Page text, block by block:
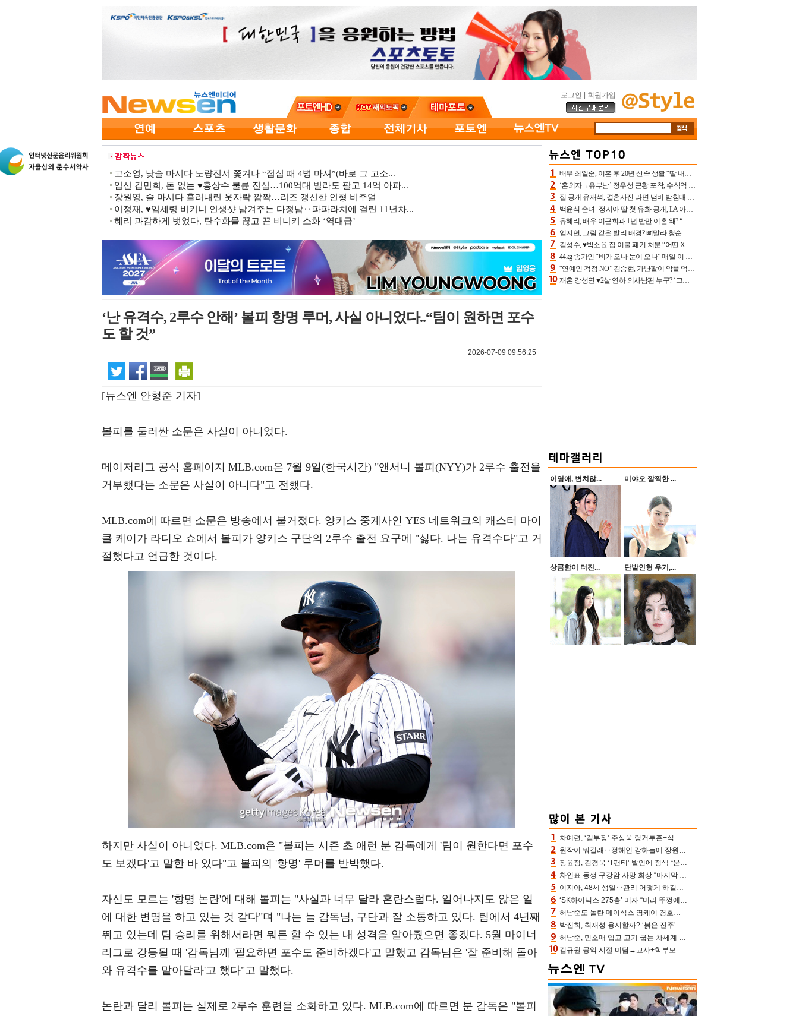
로그인 회원가입
고소영, 낮술 마시다 노량진서 쫓겨나 “점심 때 4병 마셔”(바로 그 고소...
임신 김민희, 돈 없는 ♥홍상수 불륜 진심…100억대 빌라도 팔고 14억 아파...
장원영, 술 마시다 흘러내린 옷자락 깜짝…리즈 갱신한 인형 비주얼
이정재, ♥임세령 비키니 인생샷 남겨주는 다정남‥파파라치에 걸린 11년차...
혜리 과감하게 벗었다, 탄수화물 끊고 끈 비니키 소화 ‘역대급’
‘난 유격수, 2루수 안해’ 볼피 항명 루머, 사실 아니었다..“팀이 원하면 포수
도 할 것”
2026-07-09 09:56:25
[뉴스엔 안형준 기자]
볼피를 둘러싼 소문은 사실이 아니었다.
메이저리그 공식 홈페이지 MLB.com은 7월 9일(한국시간) "앤서니 볼피(NYY)가 2루수 출전을
거부했다는 소문은 사실이 아니다"고 전했다.
MLB.com에 따르면 소문은 방송에서 불거졌다. 양키스 중계사인 YES 네트워크의 캐스터 마이
클 케이가 라디오 쇼에서 볼피가 양키스 구단의 2루수 출전 요구에 "싫다. 나는 유격수다"고 거
절했다고 언급한 것이다.
하지만 사실이 아니었다. MLB.com은 "볼피는 시즌 초 애런 분 감독에게 '팀이 원한다면 포수
도 보겠다'고 말한 바 있다"고 볼피의 '항명' 루머를 반박했다.
자신도 모르는 '항명 논란'에 대해 볼피는 "사실과 너무 달라 혼란스럽다. 일어나지도 않은 일
에 대한 변명을 하고 있는 것 같다"며 "나는 늘 감독님, 구단과 잘 소통하고 있다. 팀에서 4년째
뛰고 있는데 팀 승리를 위해서라면 뭐든 할 수 있는 내 성격을 알아줬으면 좋겠다. 5월 마이너
리그로 강등될 때 '감독님께 '필요하면 포수도 준비하겠다'고 말했고 감독님은 '잘 준비해 돌아
와 유격수를 맡아달라'고 했다"고 말했다.
논란과 달리 볼피는 실제로 2루수 훈련을 소화하고 있다. MLB.com에 따르면 분 감독은 "볼피
배우 최일순, 이혼 후 20년 산속 생활 “딸 내가 버렸다고 원망‥맘 아파”(특종)[어제TV]
‘혼외자→유부남’ 정우성 근황 포착, 수식억 해킹 피해 후배 만났다 “존경하는”
집 공개 유재석, 결혼사진 라면 냄비 받침대 되고 분노‥가족사진도 피해(놀뭐)[어제TV]
백윤식 손녀+정시아 딸 첫 유화 공개, LA 아트쇼→서울국제조각페스타 작가다운 수준급 실력
유혜리, 배우 이근희과 1년 반만 이혼 왜? “식칼 꽂고 의자 던져” 충격 폭로(특종)[어제TV]
임지연, 그림 같은 발리 배경? 뼈말라 청순 비키니 핏에 상대 안 되네
김성수, ♥박소윤 집 이불 폐기 처분 “어떤 X이랑 썼을지 몰라” 질투(신랑수업2)[어제TV]
44kg 송가인 “비가 오나 눈이 오나” 매일 이 운동, 허벅지 근육량 상승+체지방 감소
“연예인 걱정 NO” 김승현, 가난팔이 악플 억울할만‥아내+딸과 日 여행
재혼 강성연 ♥2살 연하 의사남편 누구? ‘그알’ 자문의에 훈남 비주얼 초엘리트 스펙 [종합]
이영애, 변치않... 미야오 깜찍한 ...
상큼함이 터진... 단발인형 우기,...
차예련, ‘김부장’ 주상욱 링거투혼+식스팩 비화 “옷 벗는데 아저씨는 안 된다고”(차장금)
원작이 뭐길래‥정해인 강하늘에 장원영까지 참여한 이 영화
장윤정, 김경욱 ‘T팬티’ 발언에 정색 “묻지 않았는데, 그것도 성희롱”(장공장)
차인표 동생 구강암 사망 회상 “마지막 순간 동생 손 잡아준 신애라, 두고두고 고마워” (신애라이프)
이지아, 48세 생일‥관리 어떻게 하길래 놀라운 동안 미모
‘SK하이닉스 275층’ 미자 “머리 뚜껑에서 사, 주식만 안 해도 돈 버는 것”
허남준도 놀란 데이식스 영케이 경호원병 과거 “그냥 돌았던 놈”
박진희, 최재성 용서할까? ‘붉은 진주’ 오늘(7일) 결말 나온다
허남준, 민소매 입고 고기 굽는 차세계 실존…영케이도 감탄한 팔근육(공케이)
김규원 공익 시절 미담→교사+학부모 추가 미담 속출 “휠체어 탄 아이와 산책도”[종합]